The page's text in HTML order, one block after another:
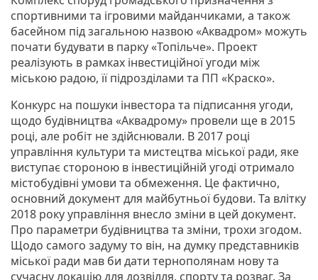
спортивними та ігровими майданчиками, а також
басейном під загальною назвою «Аквадром» можуть
почати будувати в парку «Топільче». Проект
реалізують в рамках інвестиційної угоди між
міською радою, її підрозділами та ПП «Краско».
Конкурс на пошуки інвестора та підписання угоди,
щодо будівництва «Аквадрому» провели ще в 2015
році, але робіт не здійснювали. В 2017 році
управління культури та мистецтва міської ради, яке
виступає стороною в інвестиційній угоді отримало
містобудівні умови та обмеження. Це фактично,
основний документ для майбутньої будови. Та влітку
2018 року управління внесло зміни в цей документ.
Про параметри будівництва та зміни, трохи згодом.
Щодо самого задуму то він, на думку представників
міської ради мав би дати тернополянам нову та
сучасну локацію для дозвілля, спорту та розваг. За